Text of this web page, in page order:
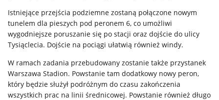
Istniejące przejścia podziemne zostaną połączone nowym
tunelem dla pieszych pod peronem 6, co umożliwi
wygodniejsze poruszanie się po stacji oraz dojście do ulicy
Tysiąclecia. Dojście na pociągi ułatwią również windy.
W ramach zadania przebudowany zostanie także przystanek
Warszawa Stadion. Powstanie tam dodatkowy nowy peron,
który będzie służył podróżnym do czasu zakończenia
wszystkich prac na linii średnicowej. Powstanie również długo